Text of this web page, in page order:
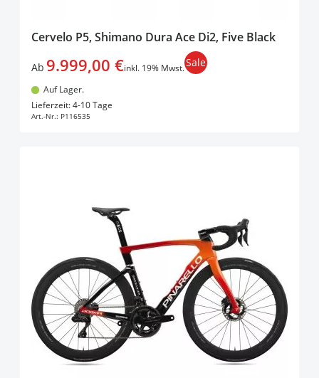
Cervelo P5, Shimano Dura Ace Di2, Five Black
Ab 9.999,00 €inkl. 19% Mwst.Sale
Auf Lager.
Lieferzeit: 4-10 Tage
Art.-Nr.: P116535